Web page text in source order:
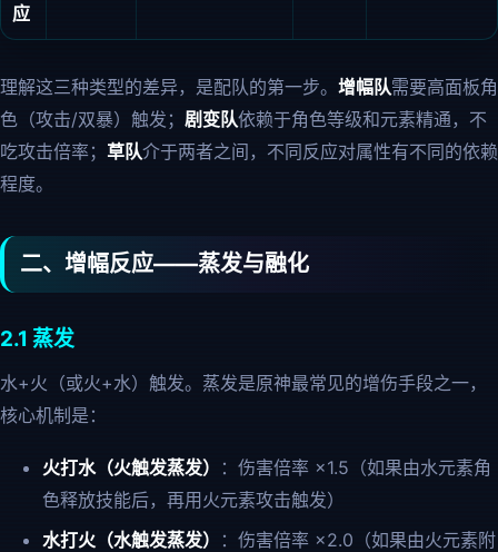
应
理解这三种类型的差异，是配队的第一步。 增幅队需要高面板角
色（攻击/双暴）触发； 剧变队依赖于角色等级和元素精通，不
吃攻击倍率； 草队介于两者之间，不同反应对属性有不同的依赖
程度。
二、增幅反应——蒸发与融化
2.1 蒸发
水+火（或火+水）触发。蒸发是原神最常见的增伤手段之一，
核心机制是：
火打水（火触发蒸发）
：伤害倍率 ×1.5（如果由水元素角
色释放技能后，再用火元素攻击触发）
水打火（水触发蒸发）
：伤害倍率 ×2.0（如果由火元素附